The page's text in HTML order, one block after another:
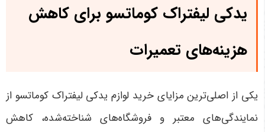
یدکی لیفتراک کوماتسو برای کاهش
هزینه‌های تعمیرات
یکی از اصلی‌ترین مزایای خرید لوازم یدکی لیفتراک کوماتسو از
نمایندگی‌های معتبر و فروشگاه‌های شناخته‌شده، کاهش